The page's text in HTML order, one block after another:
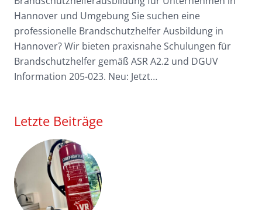
Hannover und Umgebung Sie suchen eine
professionelle Brandschutzhelfer Ausbildung in
Hannover? Wir bieten praxisnahe Schulungen für
Brandschutzhelfer gemäß ASR A2.2 und DGUV
Information 205-023. Neu: Jetzt…
Letzte Beiträge